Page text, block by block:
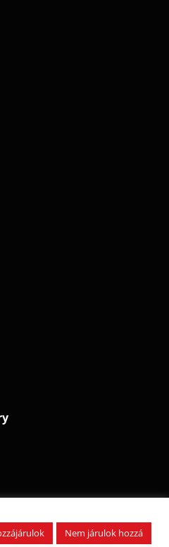
Nem járulok hozzá